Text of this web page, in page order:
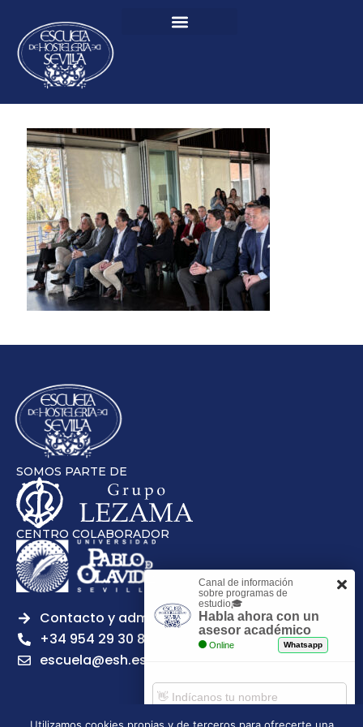
SOMOS PARTE DE
CENTRO COLABORADOR
Contacto y admisiones
+34 954 29 30 81
escuela@esh.es
Canal de información
sobre programas de
estudio🎓
Habla ahora con un
asesor académico
Online Whatsapp